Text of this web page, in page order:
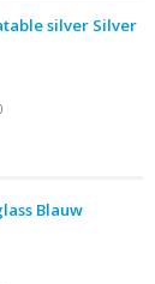
silver Silver
Blauw